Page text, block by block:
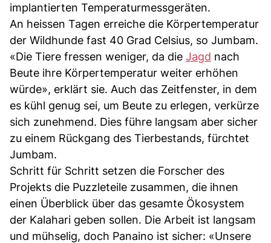
implantierten Temperaturmessgeräten.
An heissen Tagen erreiche die Körpertemperatur
der Wildhunde fast 40 Grad Celsius, so Jumbam.
«Die Tiere fressen weniger, da die Jagd nach
Beute ihre Körpertemperatur weiter erhöhen
würde», erklärt sie. Auch das Zeitfenster, in dem
es kühl genug sei, um Beute zu erlegen, verkürze
sich zunehmend. Dies führe langsam aber sicher
zu einem Rückgang des Tierbestands, fürchtet
Jumbam.
Schritt für Schritt setzen die Forscher des
Projekts die Puzzleteile zusammen, die ihnen
einen Überblick über das gesamte Ökosystem
der Kalahari geben sollen. Die Arbeit ist langsam
und mühselig, doch Panaino ist sicher: «Unsere